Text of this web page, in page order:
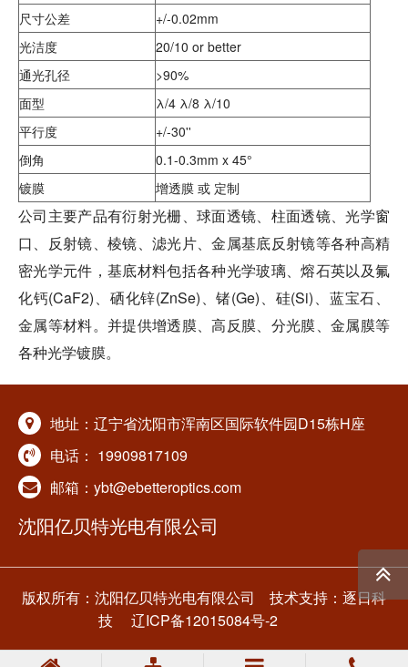
尺寸公差
+/-0.02mm
光洁度
20/10 or better
通光孔径
>90%
面型
λ/4 λ/8 λ/10
平行度
+/-30''
倒角
0.1-0.3mm x 45°
镀膜
增透膜 或 定制
公司主要产品有衍射光栅、球面透镜、柱面透镜、光学窗
口、反射镜、棱镜、滤光片、金属基底反射镜等各种高精
密光学元件，基底材料包括各种光学玻璃、熔石英以及氟
化钙(CaF2)、硒化锌(ZnSe)、锗(Ge)、硅(Si)、蓝宝石、
金属等材料。并提供增透膜、高反膜、分光膜、金属膜等
各种光学镀膜。
地址：辽宁省沈阳市浑南区国际软件园D15栋H座
电话： 19909817109
邮箱：ybt@ebetteroptics.com
沈阳亿贝特光电有限公司
版权所有：沈阳亿贝特光电有限公司 技术支持：逐日科
技
辽ICP备12015084号-2